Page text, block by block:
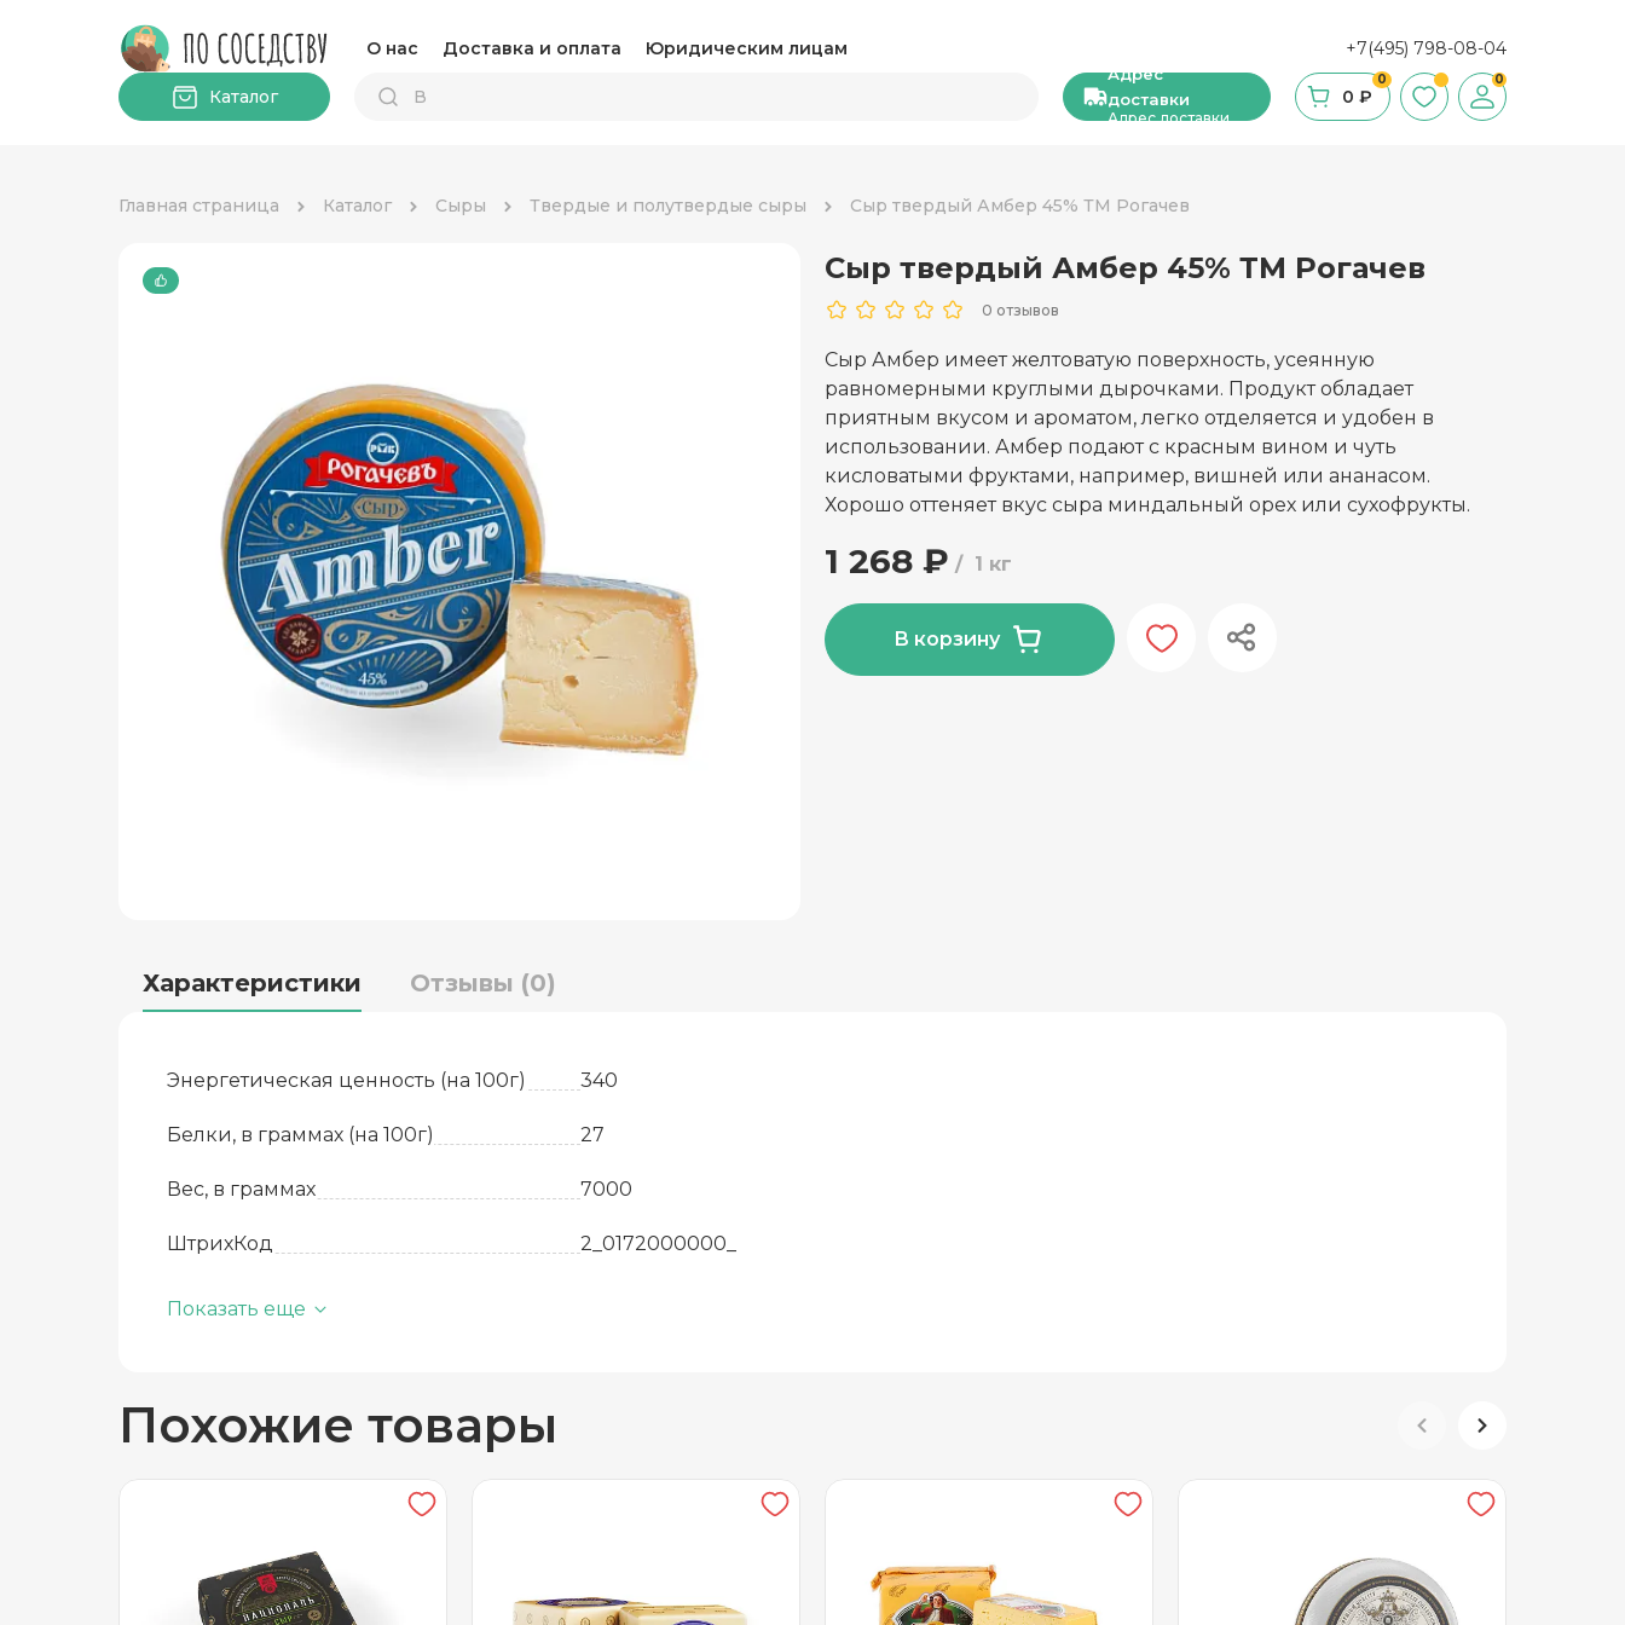
О нас Доставка и оплата Юридическим лицам +7(495) 798-08-04
Адрес
доставки
Адрес доставки
0
0 ₽
0
Каталог
Главная страница Каталог Сыры Твердые и полутвердые сыры Сыр твердый Амбер 45% ТМ Рогачев
Сыр твердый Амбер 45% ТМ Рогачев
0 отзывов
Сыр Амбер имеет желтоватую поверхность, усеянную
равномерными круглыми дырочками. Продукт обладает
приятным вкусом и ароматом, легко отделяется и удобен в
использовании. Амбер подают с красным вином и чуть
кисловатыми фруктами, например, вишней или ананасом.
Хорошо оттеняет вкус сыра миндальный орех или сухофрукты.
1 кг
1 268 ₽
В корзину
Характеристики Отзывы (0)
Энергетическая ценность (на 100г) 340
Белки, в граммах (на 100г) 27
Вес, в граммах 7000
ШтрихКод 2_0172000000_
Базовая единица
Молоко нормализованное, соль (содержит агент антислеживающий Е536),
уплотнитель хлорид кальция, технологические вспомогательные средства:
составе консервант Е211), ферментный препарат животного происхождения -
лизоцим (в составе консервант Е202), консервант нитрат натрия, ферментный
препарат животного происхождения-липаза, закваска термофильных
Показать еще
Похожие товары
Бакалея
Какао и горячий шоколад Каши, сухие завтраки, мюсли
Кофе
Мука и ингредиенты для выпечки
Растительное масло
Соус и уксус